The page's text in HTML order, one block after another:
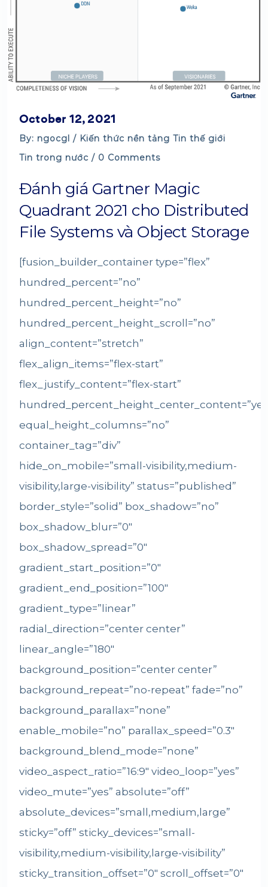
October 12, 2021
By: ngocgl / Kiến thức nền tảng Tin thế giới
Tin trong nước / 0 Comments
Đánh giá Gartner Magic
Quadrant 2021 cho Distributed
File Systems và Object Storage
[fusion_builder_container type=”flex”
hundred_percent=”no”
hundred_percent_height=”no”
hundred_percent_height_scroll=”no”
align_content=”stretch”
flex_align_items=”flex-start”
flex_justify_content=”flex-start”
equal_height_columns=”no”
container_tag=”div”
hide_on_mobile=”small-visibility,medium-
visibility,large-visibility” status=”published”
border_style=”solid” box_shadow=”no”
box_shadow_blur=”0″
box_shadow_spread=”0″
gradient_start_position=”0″
gradient_end_position=”100″
gradient_type=”linear”
radial_direction=”center center”
linear_angle=”180″
background_position=”center center”
background_repeat=”no-repeat” fade=”no”
background_parallax=”none”
enable_mobile=”no” parallax_speed=”0.3″
background_blend_mode=”none”
video_aspect_ratio=”16:9″ video_loop=”yes”
video_mute=”yes” absolute=”off”
absolute_devices=”small,medium,large”
sticky=”off” sticky_devices=”small-
visibility,medium-visibility,large-visibility”
sticky_transition_offset=”0″ scroll_offset=”0″